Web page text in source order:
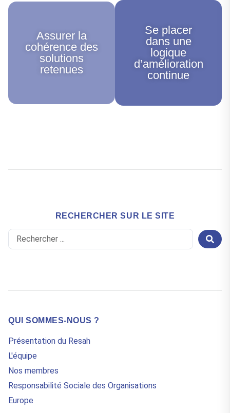
Assurer la
cohérence des
solutions
retenues
Se placer
dans une
logique
d’amélioration
continue
RECHERCHER SUR LE SITE
Search
...
QUI SOMMES-NOUS ?
Présentation du Resah
L'équipe
Nos membres
Responsabilité Sociale des Organisations
Europe